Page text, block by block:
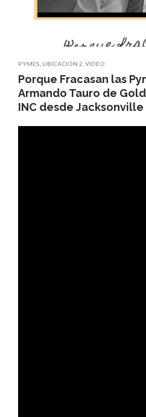
PYMES UBICACIÓN 2 VIDEO
Porque Fracasan las
Armando Tauro de
INC desde Jacksonville